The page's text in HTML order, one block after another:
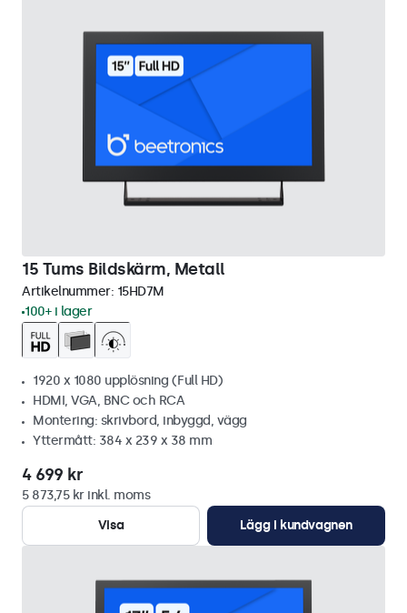
15 Tums Bildskärm, Metall
Artikelnummer: 15HD7M
100+ i lager
1920 x 1080 upplösning (Full HD)
HDMI, VGA, BNC och RCA
Montering: skrivbord, inbyggd, vägg
Yttermått: 384 x 239 x 38 mm
4 699 kr
5 873,75 kr inkl. moms
Visa
Lägg i kundvagnen